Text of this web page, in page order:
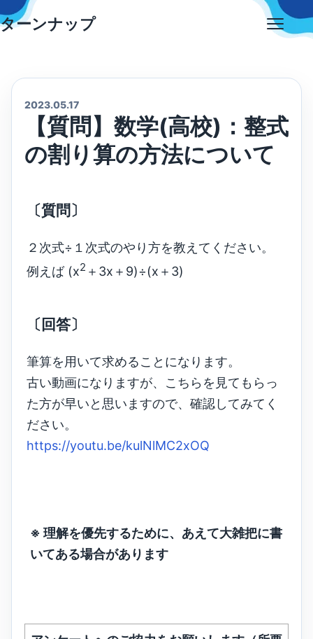
Skip
to
ターンナップ
2023.05.17
【質問】数学(高校)：整式
の割り算の方法について
〔質問〕
２次式÷１次式のやり方を教えてください。
例えば (x2 ＋3x＋9)÷(x＋3)
〔回答〕
筆算を用いて求めることになります。
古い動画になりますが、こちらを見てもらっ
た方が早いと思いますので、確認してみてく
ださい。
https://youtu.be/kulNlMC2xOQ
※ 理解を優先するために、あえて大雑把に書
いてある場合があります